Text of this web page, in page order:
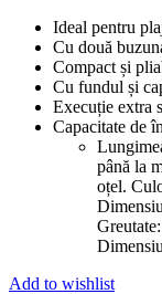
Ideal pentru
Cu două
Compact și
Cu fundul și
Execuție extra
Capacitate de
până la
oțel.
Add to wishlist